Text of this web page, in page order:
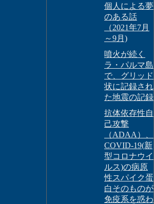
個人による夢
のある話
（2021年7月
～9月)
噴火が続く
ラ・パルマ島
で、グリッド
状に記録され
た地震の記録
抗体依存性自
己攻撃
（ADAA）、
COVID-19(新
型コロナウイ
ルス)の病原
性スパイク蛋
白そのものが
免疫系を惑わ